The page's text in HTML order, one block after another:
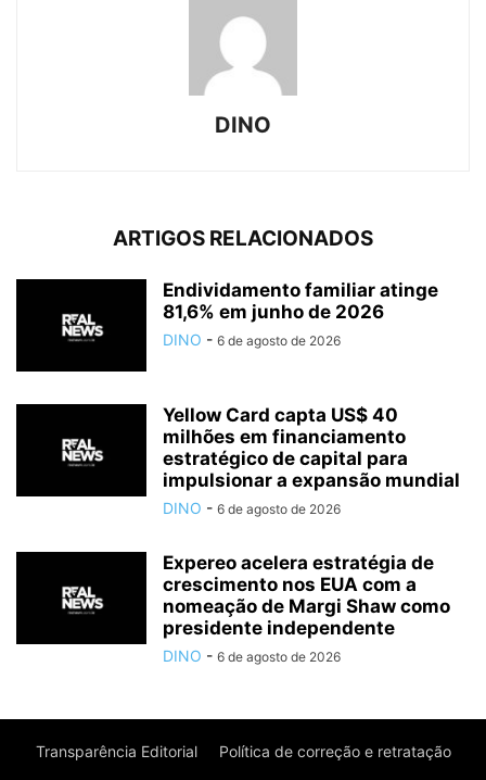
DINO
ARTIGOS RELACIONADOS
Endividamento familiar atinge
81,6% em junho de 2026
DINO - 6 de agosto de 2026
Yellow Card capta US$ 40
milhões em financiamento
estratégico de capital para
impulsionar a expansão mundial
DINO - 6 de agosto de 2026
Expereo acelera estratégia de
crescimento nos EUA com a
nomeação de Margi Shaw como
presidente independente
DINO - 6 de agosto de 2026
Transparência Editorial Política de correção e retratação